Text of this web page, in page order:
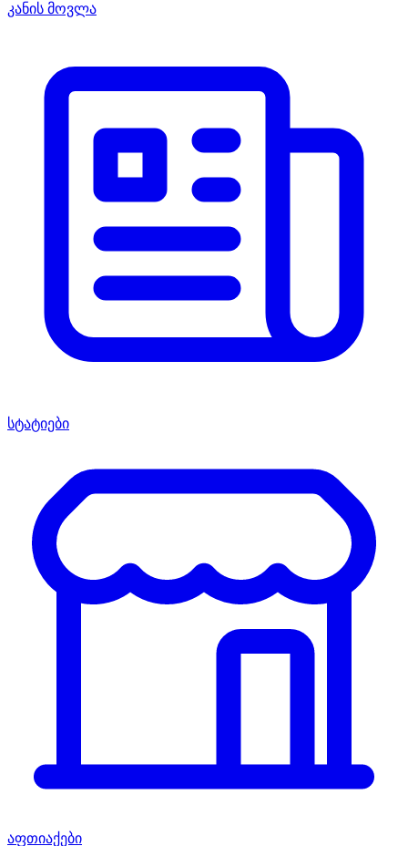
კანის მოვლა
სტატიები
აფთიაქები